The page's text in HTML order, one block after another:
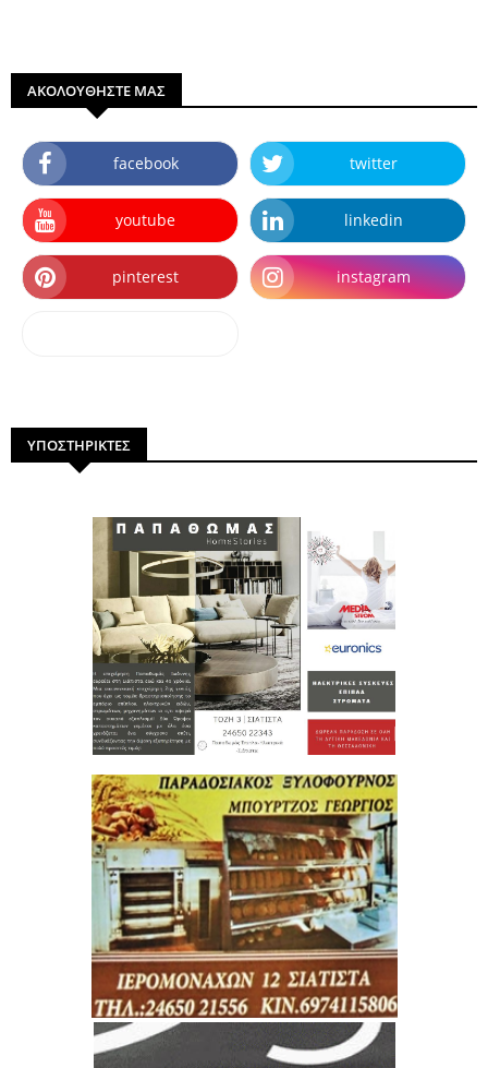
ΑΚΟΛΟΥΘΗΣΤΕ ΜΑΣ
facebook twitter
youtube linkedin
pinterest instagram
ΥΠΟΣΤΗΡΙΚΤΕΣ